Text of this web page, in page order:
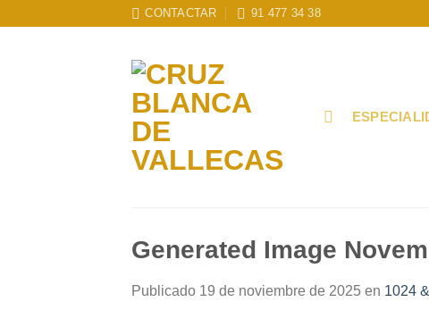
CONTACTAR 91 477 34 38
Generated Image
Publicado 19 de noviembre de 2025 en 1024